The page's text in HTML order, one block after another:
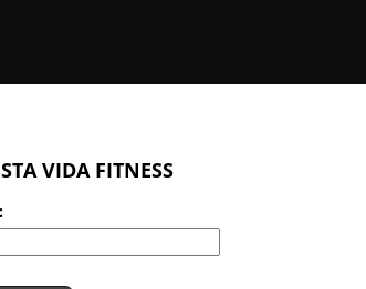
VIDA FITNESS